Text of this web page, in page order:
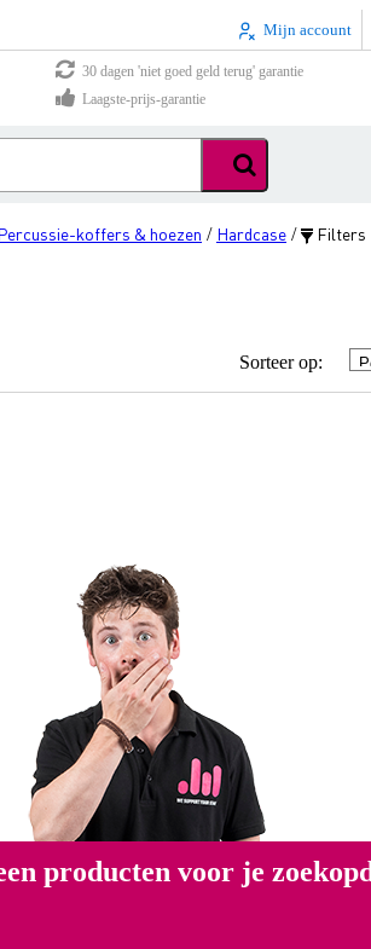
Mijn account
30 dagen 'niet goed geld terug' garantie
Laagste-prijs-garantie
koffers & hoezen / Hardcase / Filters
Sorteer op:
producten voor je